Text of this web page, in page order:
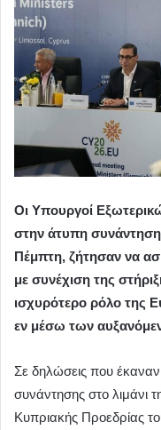
Οι Υπουργοί
στην άτυπη
Πέμπτη, ζήτησαν να
με συνέχιση της
ισχυρότερο ρόλο της
εν μέσω των
Σε δηλώσεις που
συνάντησης στο λιμάνι
Κυπριακής Προεδρίας